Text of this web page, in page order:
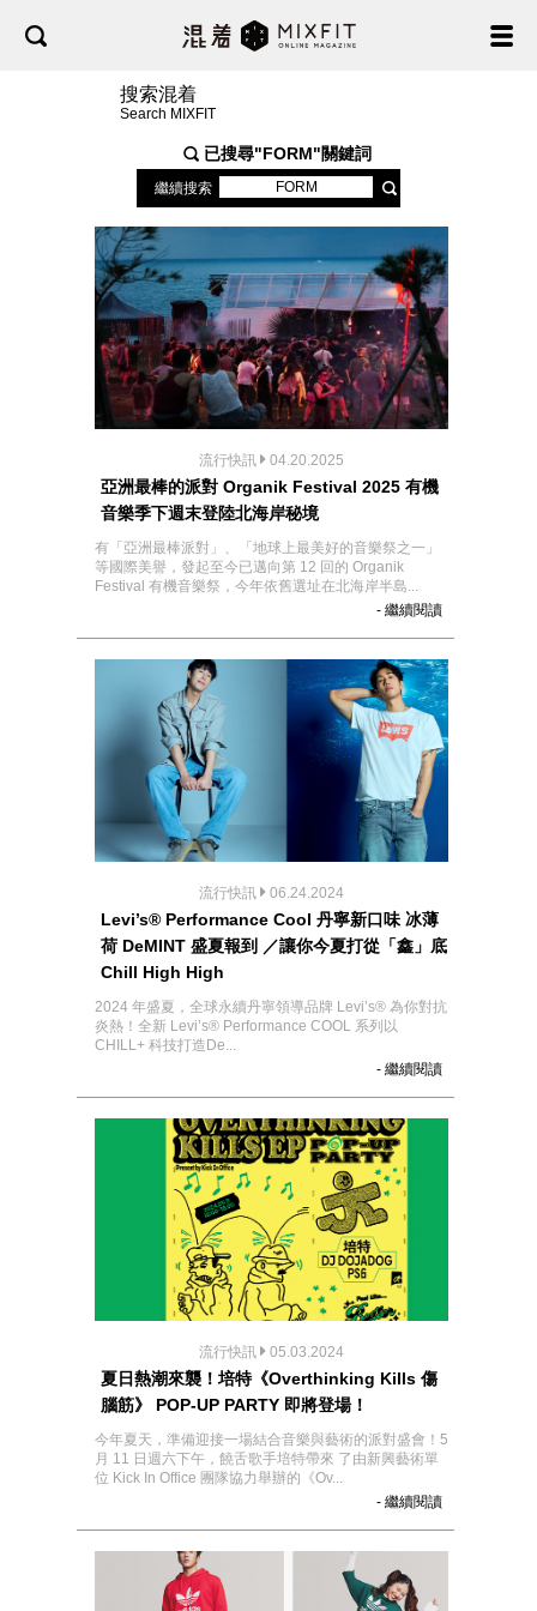
搜索混着
Search MIXFIT
已搜尋"FORM"關鍵詞
繼續搜索
流行快訊 04.20.2025
亞洲最棒的派對 Organik Festival 2025 有機
音樂季下週末登陸北海岸秘境
有「亞洲最棒派對」、「地球上最美好的音樂祭之一」
等國際美譽，發起至今已邁向第 12 回的 Organik
Festival 有機音樂祭，今年依舊選址在北海岸半島...
- 繼續閱讀
流行快訊 06.24.2024
Levi’s® Performance Cool 丹寧新口味 冰薄
荷 DeMINT 盛夏報到 ／讓你今夏打從「鑫」底
Chill High High
2024 年盛夏，全球永續丹寧領導品牌 Levi’s® 為你對抗
炎熱！全新 Levi’s® Performance COOL 系列以
CHILL+ 科技打造De...
- 繼續閱讀
流行快訊 05.03.2024
夏日熱潮來襲！培特《Overthinking Kills 傷
腦筋》 POP-UP PARTY 即將登場！
今年夏天，準備迎接一場結合音樂與藝術的派對盛會！5
月 11 日週六下午，饒舌歌手培特帶來 了由新興藝術單
位 Kick In Office 團隊協力舉辦的《Ov...
- 繼續閱讀